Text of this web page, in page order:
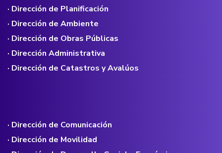
· Dirección de Planificación
· Dirección de Ambiente
· Dirección de Obras Públicas
· Dirección Administrativa
· Dirección de Catastros y Avalúos
· Dirección de Comunicación
· Dirección de Movilidad